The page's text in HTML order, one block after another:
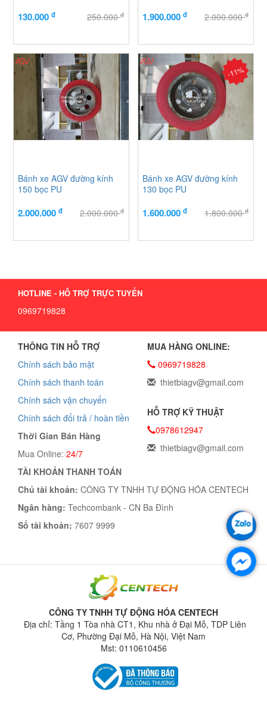
130.000 đ 250.000đ 1.900.000 đ 2.000.000đ
Bánh xe AGV đường kính
150 bọc PU
2.000.000 đ 2.000.000đ
-11%
Bánh xe AGV đường kính
130 bọc PU
1.600.000 đ 1.800.000đ
HOTLINE - HỖ TRỢ TRỰC TUYẾN
0969719828
THÔNG TIN HỖ TRỢ
Chính sách bảo mật
Chính sách thanh toán
Chính sách vận chuyển
Chính sách đổi trả / hoàn tiền
Thời Gian Bán Hàng
Mua Online: 24/7
MUA HÀNG ONLINE:
0969719828
thietbiagv@gmail.com
HỖ TRỢ KỸ THUẬT
0978612947
thietbiagv@gmail.com
TÀI KHOẢN THANH TOÁN
Chủ tài khoản: CÔNG TY TNHH TỰ ĐỘNG HÓA CENTECH
Ngân hàng: Techcombank - CN Ba Đình
Số tài khoản: 7607 9999
CÔNG TY TNHH TỰ ĐỘNG HÓA CENTECH
Địa chỉ: Tầng 1 Tòa nhà CT1, Khu nhà ở Đại Mỗ, TDP Liên
Cơ, Phường Đại Mỗ, Hà Nội, Việt Nam
Mst: 0110610456